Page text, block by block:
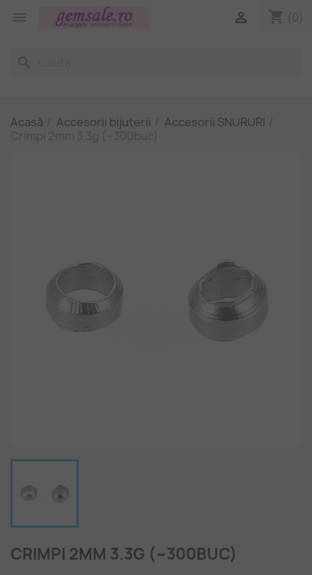
 shopping_cart (0)

search
Acasă Accesorii bijuterii
Accesorii SNURURI
Crimpi 2mm 3.3g (~300buc)
CRIMPI 2MM 3.3G (~300BUC)